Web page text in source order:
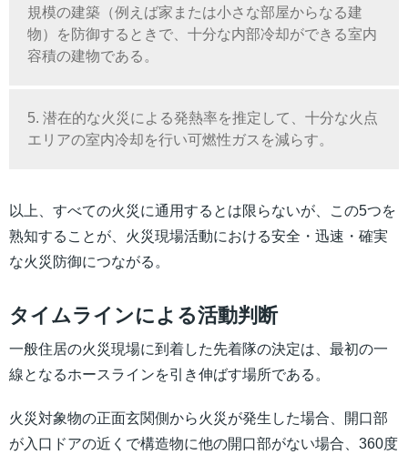
規模の建築（例えば家または小さな部屋からなる建
物）を防御するときで、十分な内部冷却ができる室内
容積の建物である。
5. 潜在的な火災による発熱率を推定して、十分な火点
エリアの室内冷却を行い可燃性ガスを減らす。
以上、すべての火災に通用するとは限らないが、この5つを
熟知することが、火災現場活動における安全・迅速・確実
な火災防御につながる。
タイムラインによる活動判断
一般住居の火災現場に到着した先着隊の決定は、最初の一
線となるホースラインを引き伸ばす場所である。
火災対象物の正面玄関側から火災が発生した場合、開口部
が入口ドアの近くで構造物に他の開口部がない場合、360度